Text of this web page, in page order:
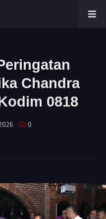
Chandra
0818
0